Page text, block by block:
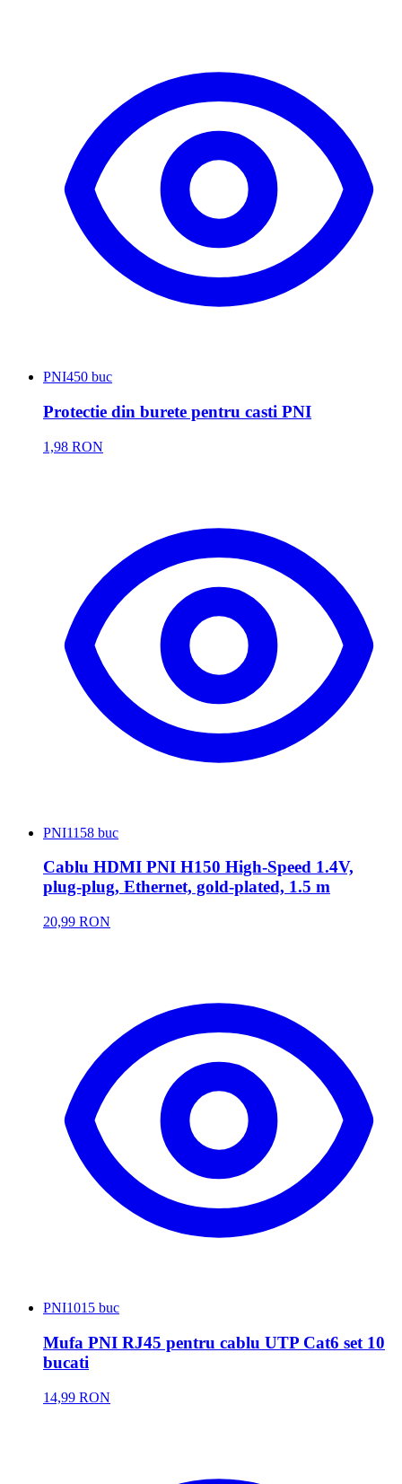
PNI450 buc
Protectie din burete pentru casti PNI
1,98 RON
PNI1158 buc
Cablu HDMI PNI H150 High-Speed 1.4V,
plug-plug, Ethernet, gold-plated, 1.5 m
20,99 RON
PNI1015 buc
Mufa PNI RJ45 pentru cablu UTP Cat6 set 10
bucati
14,99 RON